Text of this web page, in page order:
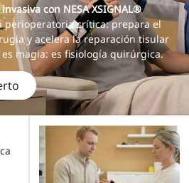
con NESA XSIGNAL®
perioperatoria crítica: prepara el
y acelera la reparación tisular
magia: es fisiología quirúrgica.